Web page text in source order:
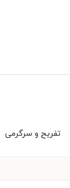
تفریح و سرگرمی